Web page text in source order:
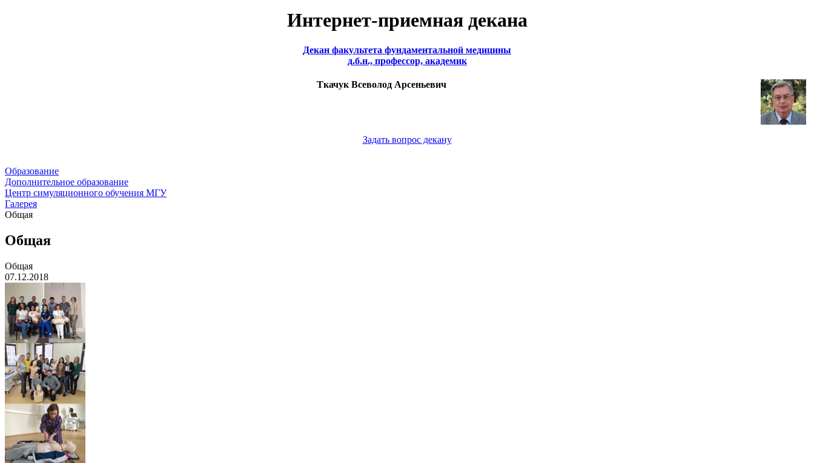
Интернет-приемная декана
Декан факультета фундаментальной медицины
д.б.н., профессор, академик
Ткачук Всеволод Арсеньевич
Задать вопрос декану
Образование
Дополнительное образование
Центр симуляционного обучения МГУ
Галерея
Общая
Общая
Общая
07.12.2018